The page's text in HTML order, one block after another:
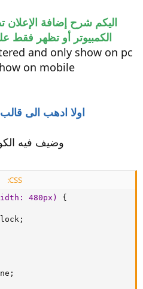
اليكم شرح إضافة
الكمبيوتر أو تظهر فقط
and only show on pc
on mobile
اولا ادهب الى قالب
وضيف فيه
CSS:
: 480px )
{
;
;